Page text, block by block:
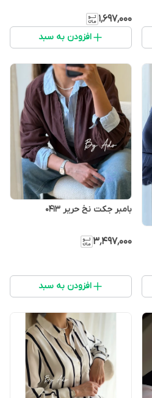
۱٬۶۹۷٬۰۰۰
افزودن به سبد
بامبر جكت نخ حرير 0413
۳٬۴۹۷٬۰۰۰
افزودن به سبد